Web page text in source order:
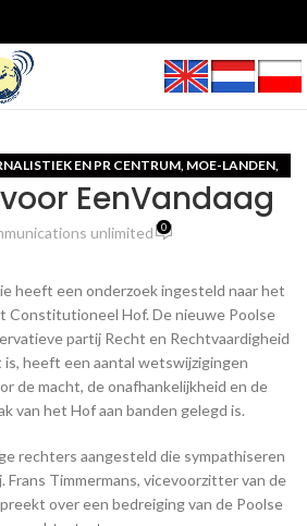
EN PR CENTRUM, MOE-LANDEN,
VIDEOEenVandaag
unlimited 0
heeft een onderzoek ingesteld naar het
Constitutioneel Hof. De nieuwe Poolse
partij Recht en Rechtvaardigheid
is, heeft een aantal wetswijzigingen
de macht, de onafhankelijkheid en de
van het Hof aan banden gelegd is.
rechters aangesteld die sympathiseren
Timmermans, vicevoorzitter van de
over een bedreiging van de Poolse